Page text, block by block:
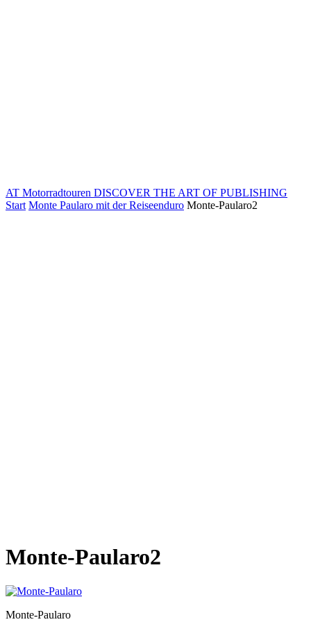
AT Motorradtouren DISCOVER THE ART OF PUBLISHING
Start Monte Paularo mit der Reiseenduro Monte-Paularo2
Monte-Paularo2
Monte-Paularo